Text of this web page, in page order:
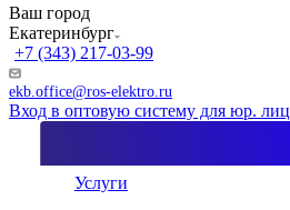
Ваш город
Екатеринбург
+7 (343) 217-03-99
ekb.office@ros-elektro.ru
Вход в оптовую систему для юр. лиц
Услуги